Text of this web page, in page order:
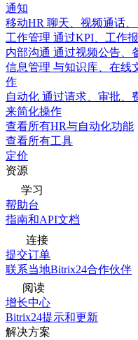
通知
移动HR 聊天、视频通话
工作管理 通过KPI、工作
内部沟通 通过视频公告、
信息管理 与知识库、在线
作
自动化 通过请求、审批、
来简化操作
查看所有HR与自动化功能
查看所有工具
定价
资源
学习
帮助台
指南和API文档
连接
提交订单
联系当地Bitrix24合作伙伴
阅读
增长中心
Bitrix24提示和更新
解决方案